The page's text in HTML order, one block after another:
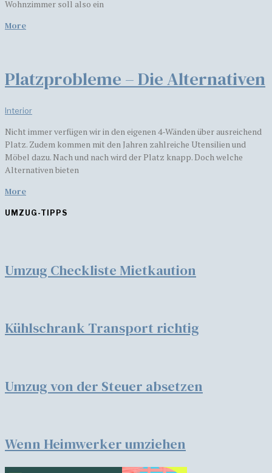
Wohnzimmer soll also ein
More
Platzprobleme – Die Alternativen
Interior
Nicht immer verfügen wir in den eigenen 4-Wänden über ausreichend
Platz. Zudem kommen mit den Jahren zahlreiche Utensilien und
Möbel dazu. Nach und nach wird der Platz knapp. Doch welche
Alternativen bieten
More
UMZUG-TIPPS
Umzug Checkliste Mietkaution
Kühlschrank Transport richtig
Umzug von der Steuer absetzen
Wenn Heimwerker umziehen